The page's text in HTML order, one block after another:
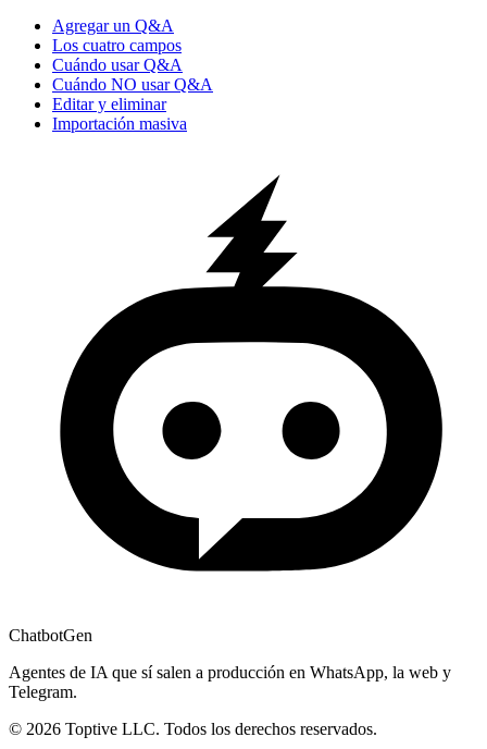
Agregar un Q&A
Los cuatro campos
Cuándo usar Q&A
Cuándo NO usar Q&A
Editar y eliminar
Importación masiva
ChatbotGen
Agentes de IA que sí salen a producción en WhatsApp, la web y
Telegram.
© 2026 Toptive LLC. Todos los derechos reservados.